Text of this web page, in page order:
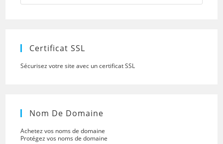
to
Certificat SSL
Sécurisez votre site avec un certificat SSL
Nom De Domaine
Achetez vos noms de domaine
Protégez vos noms de domaine